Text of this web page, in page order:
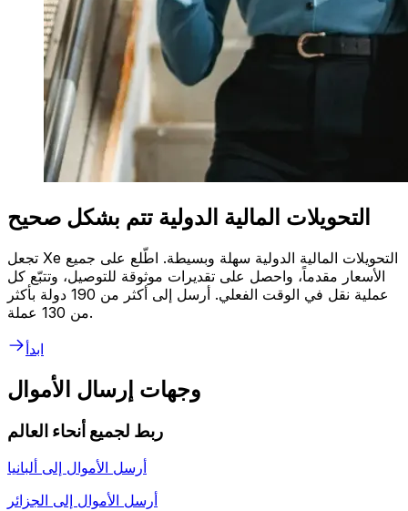
التحويلات المالية الدولية تتم بشكل صحيح
تجعل Xe التحويلات المالية الدولية سهلة وبسيطة. اطّلع على جميع
الأسعار مقدماً، واحصل على تقديرات موثوقة للتوصيل، وتتبّع كل
عملية نقل في الوقت الفعلي. أرسل إلى أكثر من 190 دولة بأكثر
من 130 عملة.
ابدأ
وجهات إرسال الأموال
ربط لجميع أنحاء العالم
أرسل الأموال إلى ألبانيا
أرسل الأموال إلى الجزائر